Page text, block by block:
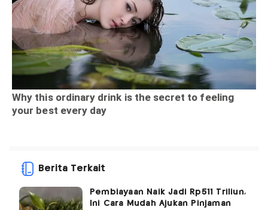
Berita Terkait
Pembiayaan Naik Jadi Rp511 Triliun,
Ini Cara Mudah Ajukan Pinjaman